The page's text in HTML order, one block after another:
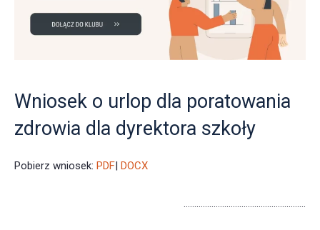
Wniosek o urlop dla poratowania
zdrowia dla dyrektora szkoły
Pobierz wniosek: PDF| DOCX
…………………………………………………